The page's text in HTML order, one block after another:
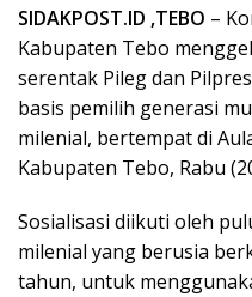
SIDAKPOST.ID ,TEBO –
Kabupaten Tebo
serentak Pileg dan
basis pemilih generasi
milenial, bertempat di
Kabupaten Tebo, Rabu
Sosialisasi diikuti oleh
milenial yang berusia
tahun, untuk